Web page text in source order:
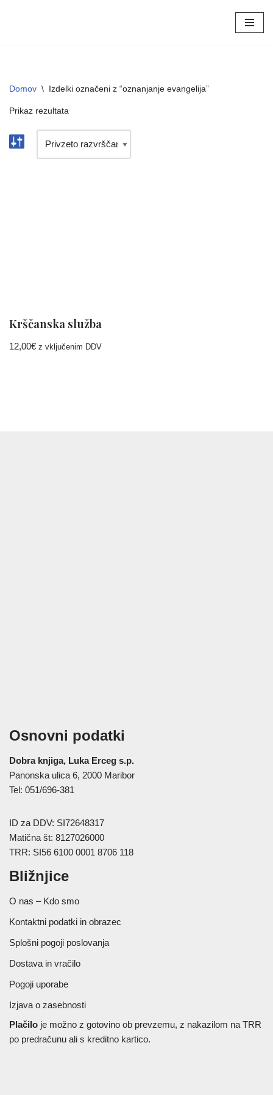
Domov \ Izdelki označeni z “oznanjanje evangelija”
Prikaz rezultata
Krščanska služba
12,00€ z vključenim DDV
Osnovni podatki
Dobra knjiga, Luka Erceg s.p.
Panonska ulica 6, 2000 Maribor
Tel: 051/696-381
ID za DDV: SI72648317
Matična št: 8127026000
TRR: SI56 6100 0001 8706 118
Bližnjice
O nas – Kdo smo
Kontaktni podatki in obrazec
Splošni pogoji poslovanja
Dostava in vračilo
Pogoji uporabe
Izjava o zasebnosti
Plačilo je možno z gotovino ob prevzemu, z nakazilom na TRR
po predračunu ali s kreditno kartico.